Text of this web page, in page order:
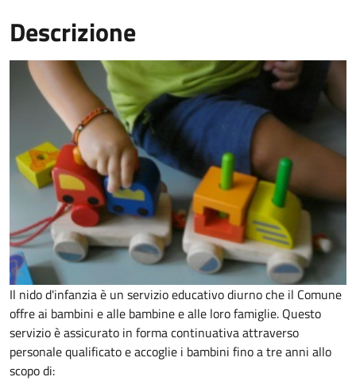
Descrizione
Il nido d'infanzia è un servizio educativo diurno che il Comune
offre ai bambini e alle bambine e alle loro famiglie. Questo
servizio è assicurato in forma continuativa attraverso
personale qualificato e accoglie i bambini fino a tre anni allo
scopo di: